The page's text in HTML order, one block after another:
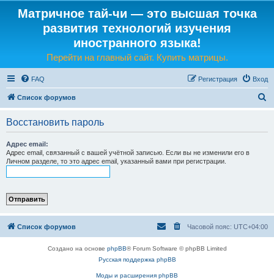
Матричное тай-чи — это высшая точка
развития технологий изучения
иностранного языка!
Перейти на главный сайт. Купить матрицы.
FAQ Вход
Регистрация
Список форумов
Восстановить пароль
Адрес email:
Адрес email, связанный с вашей учётной записью. Если вы не изменили его в
Личном разделе, то это адрес email, указанный вами при регистрации.
Список форумов Часовой пояс: UTC+04:00
Создано на основе phpBB® Forum Software © phpBB Limited
Русская поддержка phpBB
Моды и расширения phpBB